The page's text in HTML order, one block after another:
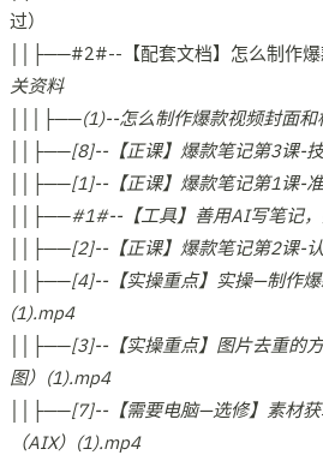
过）
││├──#2#--【配套文档】怎么制作
关资料
│││├──(1)--怎么制作爆款视频封面
││├──[8]--【正课】爆款笔记第3课-
││├──[1]--【正课】爆款笔记第1课-
││├──#1#--【工具】善用AI写笔记
││├──[2]--【正课】爆款笔记第2课-
││├──[4]--【实操重点】实操—制作
(1).mp4
││├──[3]--【实操重点】图片去重的
图）(1).mp4
││├──[7]--【需要电脑—选修】素材
（AIX）(1).mp4